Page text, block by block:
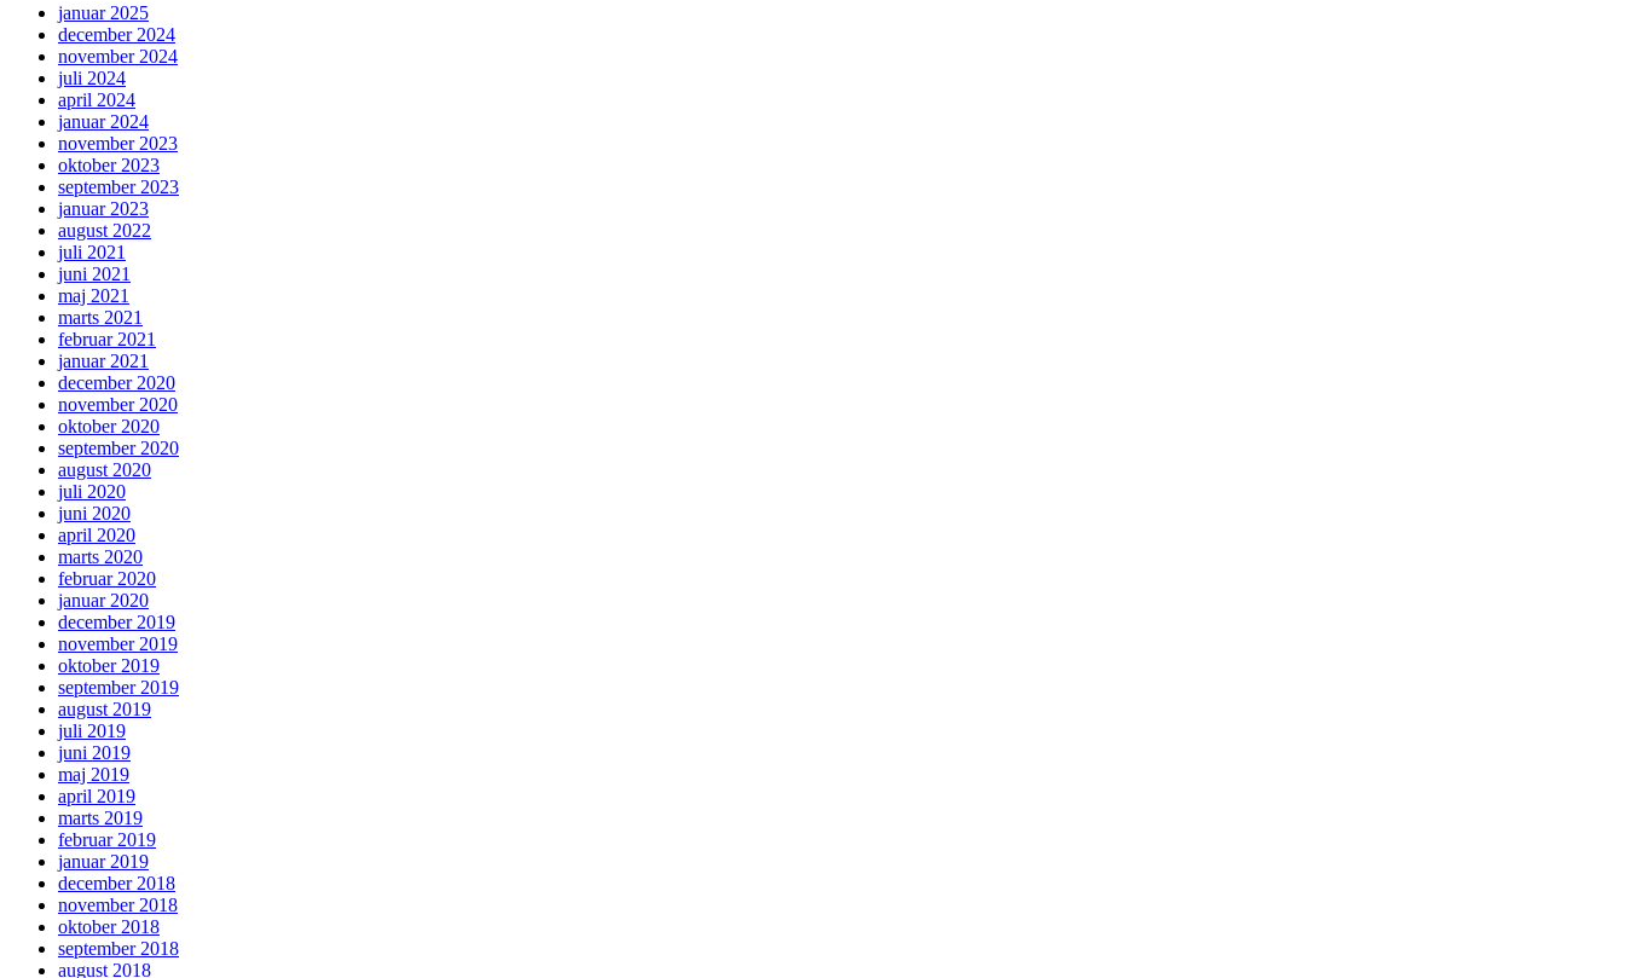
januar 2025
december 2024
november 2024
juli 2024
april 2024
januar 2024
november 2023
oktober 2023
september 2023
januar 2023
august 2022
juli 2021
juni 2021
maj 2021
marts 2021
februar 2021
januar 2021
december 2020
november 2020
oktober 2020
september 2020
august 2020
juli 2020
juni 2020
april 2020
marts 2020
februar 2020
januar 2020
december 2019
november 2019
oktober 2019
september 2019
august 2019
juli 2019
juni 2019
maj 2019
april 2019
marts 2019
februar 2019
januar 2019
december 2018
november 2018
oktober 2018
september 2018
august 2018